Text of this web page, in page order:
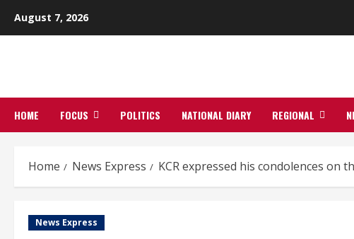
August 7, 2026
HOME FOCUS POLITICS NATIONAL DIARY REGIONAL
Home News Express KCR expressed his condolences on
News Express